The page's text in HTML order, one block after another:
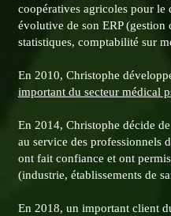
coopératives agricoles pour
évolutive de son ERP
statistiques, comptabilité sur
En 2010, Christophe
important du secteur médical
En 2014, Christophe décide
au service des professionnels
ont fait confiance et ont
(industrie, établissements de
En 2018, un important client